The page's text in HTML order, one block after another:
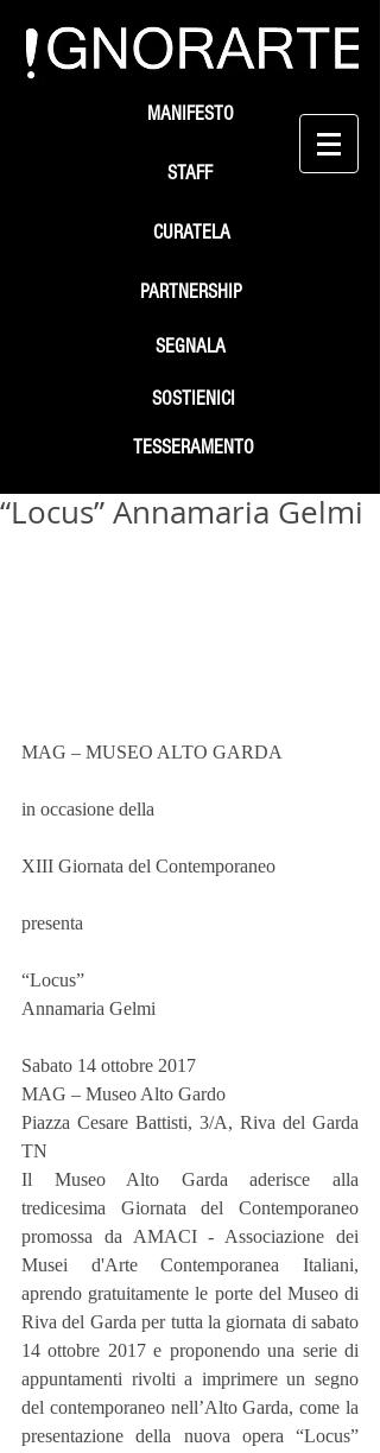
STAFF
SEGNALA
SOSTIENICI
MANIFESTO
PARTNERSHIP
TESSERAMENTO
CURATELA
“Locus” Annamaria Gelmi
MAG – MUSEO ALTO GARDA
in occasione della
XIII Giornata del Contemporaneo
presenta
“Locus”
Annamaria Gelmi
Sabato 14 ottobre 2017
MAG – Museo Alto Gardo
Piazza Cesare Battisti, 3/A, Riva del Garda
TN
Il Museo Alto Garda aderisce alla
tredicesima Giornata del Contemporaneo
promossa da AMACI - Associazione dei
Musei d'Arte Contemporanea Italiani,
aprendo gratuitamente le porte del Museo di
Riva del Garda per tutta la giornata di sabato
14 ottobre 2017 e proponendo una serie di
appuntamenti rivolti a imprimere un segno
del contemporaneo nell’Alto Garda, come la
presentazione della nuova opera “Locus”